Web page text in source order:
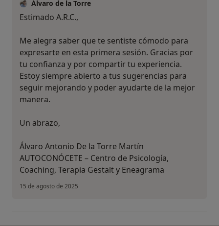
Álvaro de la Torre
Estimado A.R.C.,
Me alegra saber que te sentiste cómodo para
expresarte en esta primera sesión. Gracias por
tu confianza y por compartir tu experiencia.
Estoy siempre abierto a tus sugerencias para
seguir mejorando y poder ayudarte de la mejor
manera.
Un abrazo,
Álvaro Antonio De la Torre Martín
AUTOCONÓCETE – Centro de Psicología,
Coaching, Terapia Gestalt y Eneagrama
15 de agosto de 2025